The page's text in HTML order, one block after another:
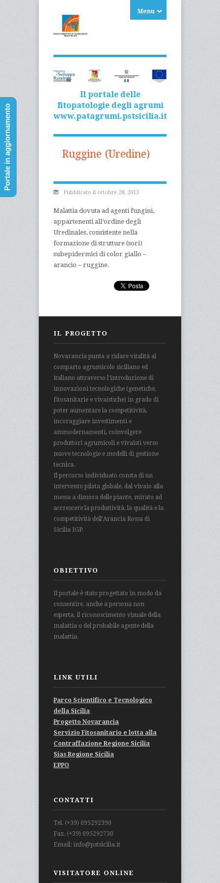
Menu
Il portale delle
fitopatologie degli agrumi
www.patagrumi.pstsicilia.it
Ruggine (Uredine)
Pubblicato il ottobre 28, 2013
Malattia dovuta ad agenti fungini,
appartenenti all’ordine degli
Uredinales, consistente nella
formazione di strutture (sori)
subepidermici di color giallo –
arancio – ruggine.
IL PROGETTO
Novarancia punta a ridare vitalità al
comparto agrumicolo siciliano ed
italiano attraverso l’introduzione di
innovazioni tecnologiche (genetiche,
fitosanitarie e vivaistiche) in grado di
poter aumentare la competitività,
incoraggiare investimenti e
ammodernamenti, coinvolgere
produttori agrumicoli e vivaisti verso
nuove tecnologie e modelli di gestione
tecnica.
Il percorso individuato consta di un
intervento pilota globale, dal vivaio alla
messa a dimora delle piante, mirato ad
accrescere la produttività, la qualità e la
competitività dell’Arancia Rossa di
Sicilia IGP.
OBIETTIVO
Il portale è stato progettato in modo da
consentire, anche a persona non
esperta, il riconoscimento visuale della
malattia o del probabile agente della
malattia.
LINK UTILI
Parco Scientifico e Tecnologico
della Sicilia
Progetto Novarancia
Servizio Fitosanitario e lotta alla
Contraffazione Regione Sicilia
Sias Regione Sicilia
EPPO
CONTATTI
Tel. (+39) 095292390
Fax. (+39) 095292730
Email: info@pstsicilia.it
VISITATORE ONLINE
Portale in aggiornamento